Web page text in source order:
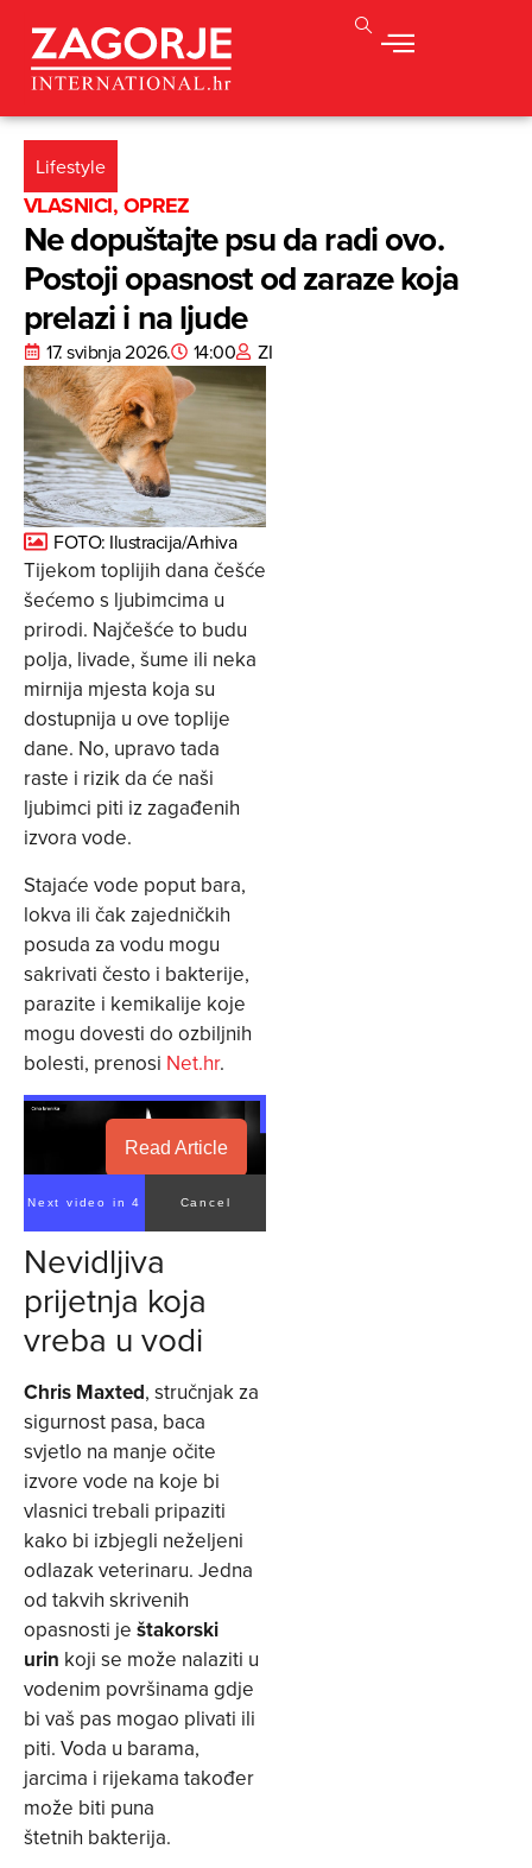
Lifestyle
VLASNICI, OPREZ
Ne dopuštajte psu da radi ovo.
Postoji opasnost od zaraze koja
prelazi i na ljude
17. svibnja 2026. 14:00 ZI
FOTO: Ilustracija/Arhiva
Tijekom toplijih dana češće
šećemo s ljubimcima u
prirodi. Najčešće to budu
polja, livade, šume ili neka
mirnija mjesta koja su
dostupnija u ove toplije
dane. No, upravo tada
raste i rizik da će naši
ljubimci piti iz zagađenih
izvora vode.
Stajaće vode poput bara,
lokva ili čak zajedničkih
posuda za vodu mogu
sakrivati često i bakterije,
parazite i kemikalije koje
mogu dovesti do ozbiljnih
bolesti, prenosi Net.hr.
Read Article
Next video in 3 Cancel
Nevidljiva
prijetnja koja
vreba u vodi
Chris Maxted, stručnjak za
sigurnost pasa, baca
svjetlo na manje očite
izvore vode na koje bi
vlasnici trebali pripaziti
kako bi izbjegli neželjeni
odlazak veterinaru. Jedna
od takvih skrivenih
opasnosti je štakorski
urin koji se može nalaziti u
vodenim površinama gdje
bi vaš pas mogao plivati ili
piti. Voda u barama,
jarcima i rijekama također
može biti puna
štetnih bakterija.